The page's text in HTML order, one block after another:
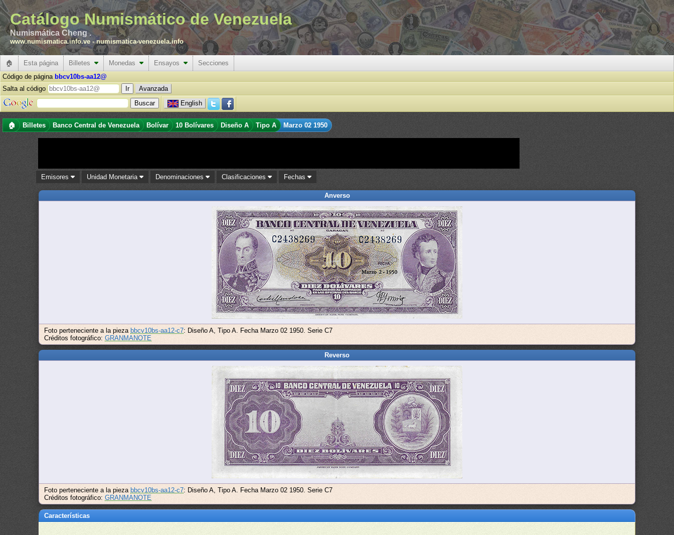
Catálogo Numismático de Venezuela
Numismática Cheng .
www.numismatica.info.ve -numismatica-venezuela.info
🏠 Esta página Billetes Monedas Ensayos
Secciones
Código de página bbcv10bs-aa12@
Salta al código
Avanzada
English
🏠 Billetes Banco Central de Venezuela Bolívar 10 Bolívares Diseño A Tipo A Marzo 02 1950
Emisores Unidad Monetaria Denominaciones Clasificaciones Fechas
Anverso
Foto perteneciente a la pieza bbcv10bs-aa12-c7: Diseño A, Tipo A. Fecha Marzo 02 1950. Serie C7
Créditos fotográfico:GRANMANOTE
Reverso
Foto perteneciente a la pieza bbcv10bs-aa12-c7: Diseño A, Tipo A. Fecha Marzo 02 1950. Serie C7
Créditos fotográfico:GRANMANOTE
Características